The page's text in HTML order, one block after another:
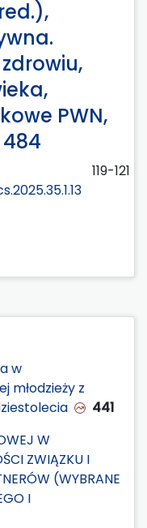
PWN,
484
119-121
w
młodzieży z
441
W
ZWIĄZKU I
(WYBRANE
I